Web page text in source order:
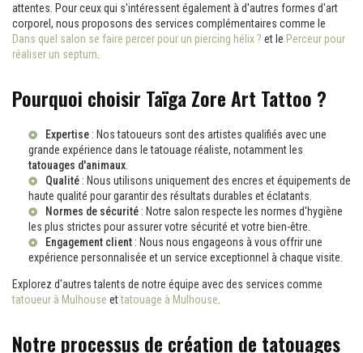
attentes. Pour ceux qui s'intéressent également à d'autres formes d'art
corporel, nous proposons des services complémentaires comme le
Dans quel salon se faire percer pour un piercing hélix ? et le Perceur pour
réaliser un septum
Pourquoi choisir Taïga Zore Art Tattoo ?
Expertise : Nos tatoueurs sont des artistes qualifiés avec une
grande expérience dans le tatouage réaliste, notamment les
tatouages d'animaux
Qualité : Nous utilisons uniquement des encres et équipements de
haute qualité pour garantir des résultats durables et éclatants.
Normes de sécurité : Notre salon respecte les normes d'hygiène
les plus strictes pour assurer votre sécurité et votre bien-être.
Engagement client : Nous nous engageons à vous offrir une
expérience personnalisée et un service exceptionnel à chaque visite.
Explorez d'autres talents de notre équipe avec des services comme
tatoueur à Mulhouse ettatouage à Mulhouse
Notre processus de création de tatouages